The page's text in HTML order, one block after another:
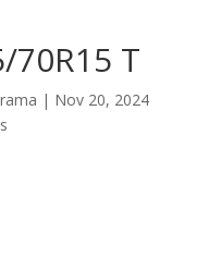
70R15 T
| Nov 20, 2024